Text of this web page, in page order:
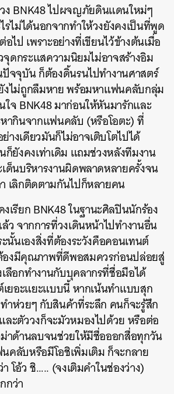
ง BNK48 ไปผจญภัยดินแดนใหม่ๆ
รไม่ได้นอกจากทำให้วงยังคงเป็นที่พูด
อไป เพราะอย่างที่เขียนไว้ข้างต้นเมื่อ
จุดกระแสความนิยมไม่อาจสร้างอิม
จจุบัน ก็ต้องดิ้นรนไปทำงานศาสตร์
งไม่ถูกลืมหาย พร้อมหาแฟนคลับกลุ่ม
จ BNK48 มาก่อนให้หันมารักและ
ากินจากแฟนคลับ (หรือโอตะ) ที่
งเดียวมันก็ไม่อาจเติบโตไปได้
ก็ยังคงเท่าเดิม แถมช่วงหลังทีมงาน
ด็นบริหารงานผิดพลาดหลายครั้งจน
เลิกติดตามกันไปก็หลายคน
เรียก BNK48 ในฐานะศิลปินนักร้อง
ว จากการที่วงเดินหน้าไปทำงานอื่น
นั้นเองสิ่งที่ต้องระวังคือคอนเทนต์
งมีคุณภาพที่ดีพอสมควรก่อนปล่อยสู่
ลือกทำงานกับบุคลากรที่ชื่อมือได้
เยอะแยะแบบนี้ หากเน้นทำแบบสุก
ำห่วยๆ กับสินค้าที่ระลึก คนก็จะรู้สึก
ละตัววงก็จะมัวหมองไปด้วย หรือต่อ
ม่าด้านลบจนช่วยให้มีชื่อออกสื่อทุกวัน
คลับหรือมีโอชิเพิ่มเติม ก็จะกลาย
โอ้ว ชิ….. (จงเติมคำในช่องว่าง)
กว่า